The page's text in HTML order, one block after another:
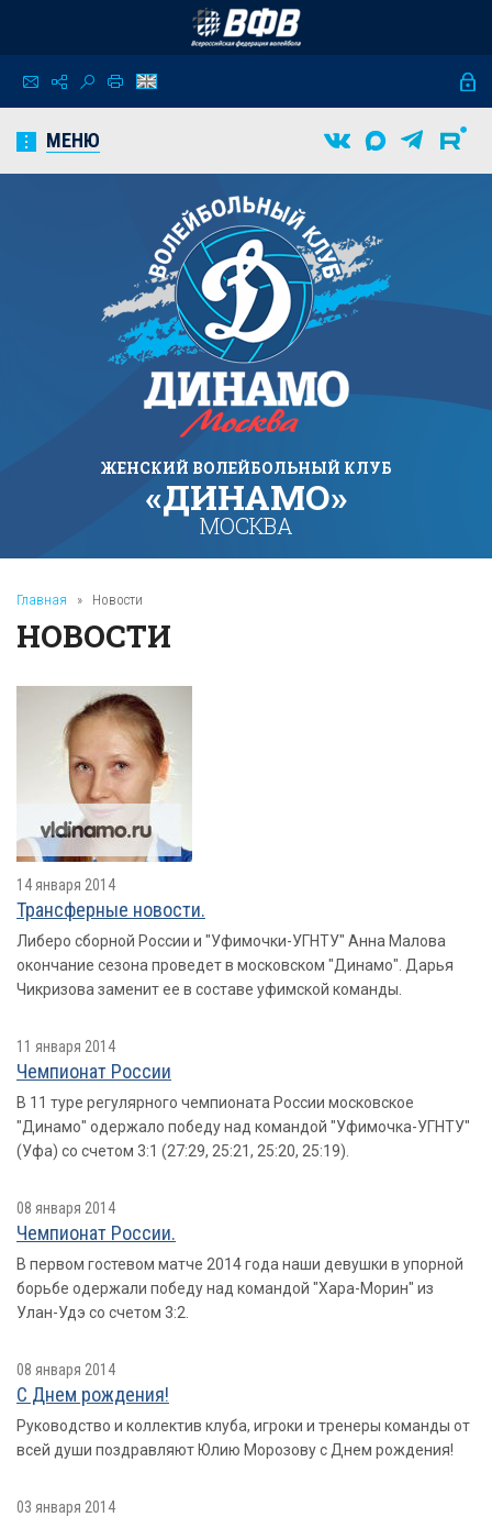
МЕНЮ
ЖЕНСКИЙ ВОЛЕЙБОЛЬНЫЙ КЛУБ
«ДИНАМО»
МОСКВА
Главная » Новости
НОВОСТИ
14 января 2014
Трансферные новости.
Либеро сборной России и "Уфимочки-УГНТУ" Анна Малова
окончание сезона проведет в московском "Динамо". Дарья
Чикризова заменит ее в составе уфимской команды.
11 января 2014
Чемпионат России
В 11 туре регулярного чемпионата России московское
"Динамо" одержало победу над командой "Уфимочка-УГНТУ"
(Уфа) со счетом 3:1 (27:29, 25:21, 25:20, 25:19).
08 января 2014
Чемпионат России.
В первом гостевом матче 2014 года наши девушки в упорной
борьбе одержали победу над командой "Хара-Морин" из
Улан-Удэ со счетом 3:2.
08 января 2014
С Днем рождения!
Руководство и коллектив клуба, игроки и тренеры команды от
всей души поздравляют Юлию Морозову с Днем рождения!
03 января 2014